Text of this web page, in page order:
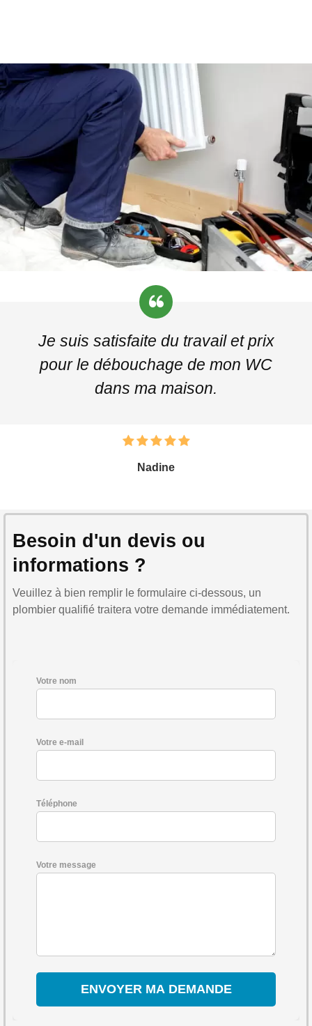
Je suis satisfaite du travail et prix
pour le débouchage de mon WC
dans ma maison.
Nadine
Besoin d'un devis ou
informations ?
Veuillez à bien remplir le formulaire ci-dessous, un
plombier qualifié traitera votre demande immédiatement.
Votre nom
Votre e-mail
Téléphone
Votre message